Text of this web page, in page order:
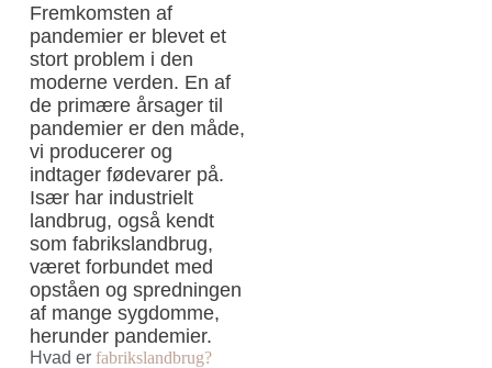
Fremkomsten af
pandemier er blevet et
stort problem i den
moderne verden. En af
de primære årsager til
pandemier er den måde,
vi producerer og
indtager fødevarer på.
Især har industrielt
landbrug, også kendt
som fabrikslandbrug,
været forbundet med
opståen og spredningen
af mange sygdomme,
herunder pandemier.
Hvad er fabrikslandbrug?